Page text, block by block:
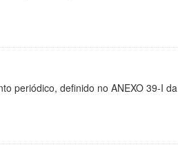
periódico, definido no ANEXO 39-I da